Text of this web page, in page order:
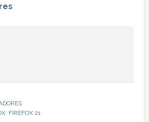
, FIREFOX 21